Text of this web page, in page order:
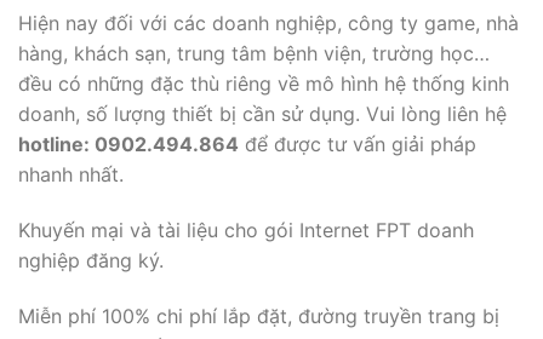
Hiện nay đối với các doanh nghiệp, công ty game, nhà
hàng, khách sạn, trung tâm bệnh viện, trường học…
đều có những đặc thù riêng về mô hình hệ thống kinh
doanh, số lượng thiết bị cần sử dụng. Vui lòng liên hệ
hotline: 0902.494.864 để được tư vấn giải pháp
nhanh nhất.
Khuyến mại và tài liệu cho gói Internet FPT doanh
nghiệp đăng ký.
Miễn phí 100% chi phí lắp đặt, đường truyền trang bị